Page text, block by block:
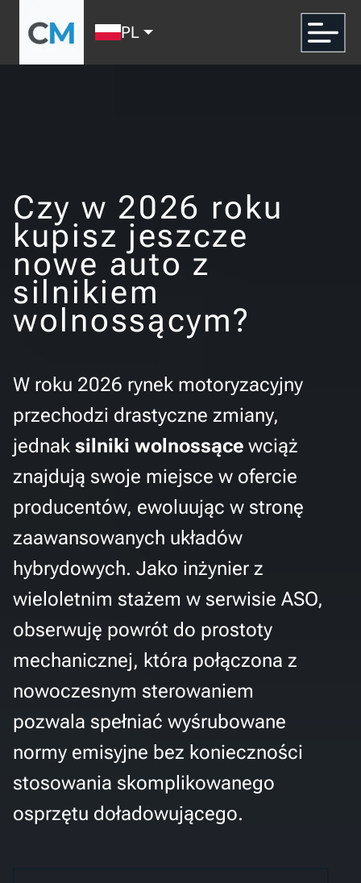
PL
Czy w 2026 roku
kupisz jeszcze
nowe auto z
silnikiem
wolnossącym?
W roku 2026 rynek motoryzacyjny
przechodzi drastyczne zmiany,
jednak silniki wolnossące wciąż
znajdują swoje miejsce w ofercie
producentów, ewoluując w stronę
zaawansowanych układów
hybrydowych. Jako inżynier z
wieloletnim stażem w serwisie ASO,
obserwuję powrót do prostoty
mechanicznej, która połączona z
nowoczesnym sterowaniem
pozwala spełniać wyśrubowane
normy emisyjne bez konieczności
stosowania skomplikowanego
osprzętu doładowującego.